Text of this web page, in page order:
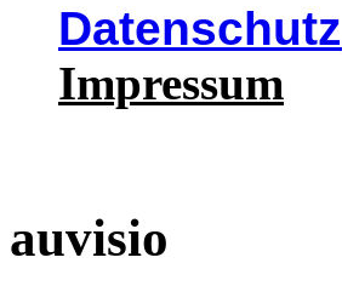
Datenschutz
Impressum
auvisio